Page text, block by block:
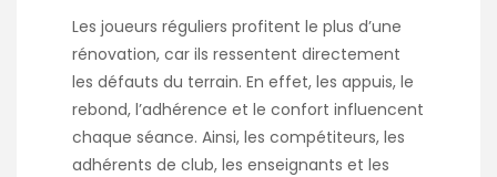
Les joueurs réguliers profitent le plus d’une
rénovation, car ils ressentent directement
les défauts du terrain. En effet, les appuis, le
rebond, l’adhérence et le confort influencent
chaque séance. Ainsi, les compétiteurs, les
adhérents de club, les enseignants et les